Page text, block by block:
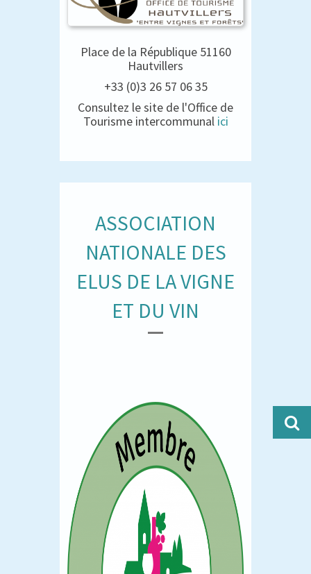
Place de la République 51160
Hautvillers
+33 (0)3 26 57 06 35
Consultez le site de l'Office de
Tourisme intercommunal ici
ASSOCIATION
NATIONALE DES
ELUS DE LA VIGNE
ET DU VIN